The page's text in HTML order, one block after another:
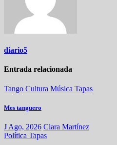
diario5
Entrada relacionada
Tango Cultura Música Tapas
Mes tanguero
J Ago, 2026 Clara Martínez
Política Tapas